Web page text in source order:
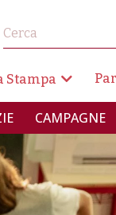
Stampa
CAMPAGNE